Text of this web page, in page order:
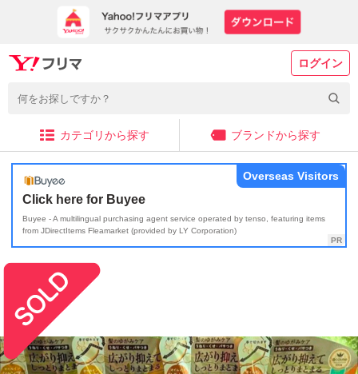
ログイン
カテゴリから探す ブランドから探す
Click here for Buyee
Buyee - A multilingual purchasing agent service operated by tenso, featuring items
from JDirectItems Fleamarket (provided by LY Corporation)
Overseas Visitors